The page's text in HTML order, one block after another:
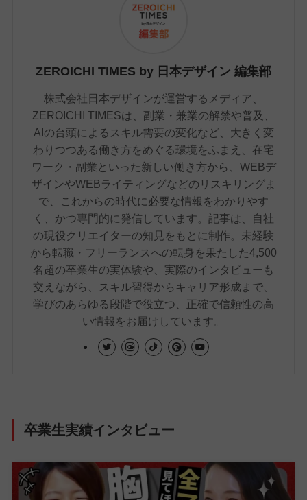
ZEROICHI TIMES by 日本デザイン 編集部
株式会社日本デザインが運営するメディア、
ZEROICHI TIMESは、副業・兼業の解禁や普及、
AIの台頭によるスキル需要の変化など、大きく変
わりつつある働き方をめぐる環境をふまえ、在宅
ワーク・副業といった新しい働き方から、WEBデ
ザインやWEBライティングなどのリスキリングま
で、これからの時代に必要な情報をわかりやす
く、かつ専門的に発信しています。記事は、自社
の現役クリエイターの知見をもとに制作。未経験
から転職・フリーランスへの転身を果たした4,500
名超の卒業生の実体験や、実際のインタビューも
交えながら、スキル習得からキャリア形成まで、
学びのあらゆる段階で役立つ、正確で信頼性の高
い情報をお届けしています。
卒業生実績インタビュー